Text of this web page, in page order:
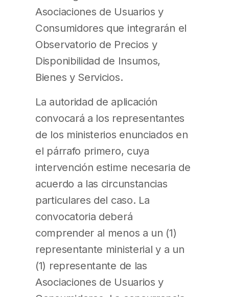
Asociaciones de Usuarios y
Consumidores que integrarán el
Observatorio de Precios y
Disponibilidad de Insumos,
Bienes y Servicios.
La autoridad de aplicación
convocará a los representantes
de los ministerios enunciados en
el párrafo primero, cuya
intervención estime necesaria de
acuerdo a las circunstancias
particulares del caso. La
convocatoria deberá
comprender al menos a un (1)
representante ministerial y a un
(1) representante de las
Asociaciones de Usuarios y